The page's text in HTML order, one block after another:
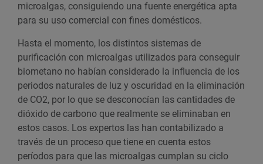
microalgas, consiguiendo una fuente energética apta
para su uso comercial con fines domésticos.
Hasta el momento, los distintos sistemas de
purificación con microalgas utilizados para conseguir
biometano no habían considerado la influencia de los
periodos naturales de luz y oscuridad en la eliminación
de CO2, por lo que se desconocían las cantidades de
dióxido de carbono que realmente se eliminaban en
estos casos. Los expertos las han contabilizado a
través de un proceso que tiene en cuenta estos
períodos para que las microalgas cumplan su ciclo